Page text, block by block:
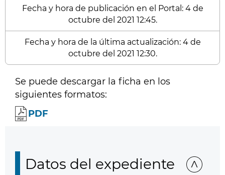
Fecha y hora de publicación en el Portal: 4 de
octubre del 2021 12:45.
Fecha y hora de la última actualización: 4 de
octubre del 2021 12:30.
Se puede descargar la ficha en los
siguientes formatos:
PDF
Datos del expediente